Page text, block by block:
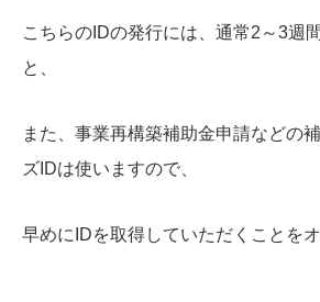
こちらのIDの発行には、通常2～3週
と、
また、事業再構築補助金申請などの
ズIDは使いますので、
早めにIDを取得していただくことを